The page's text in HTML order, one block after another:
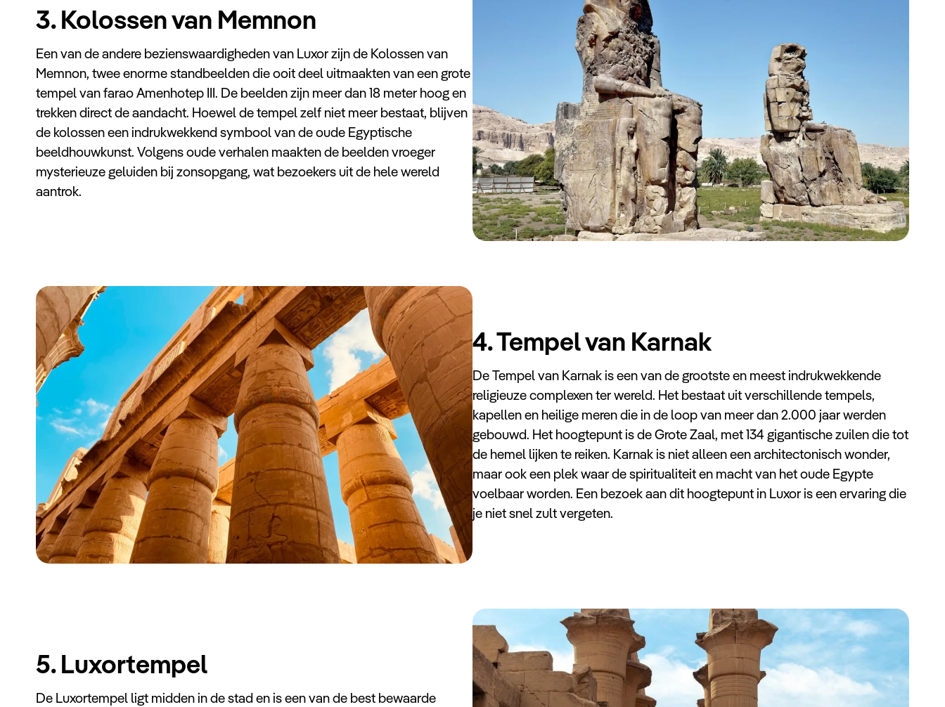
3. Kolossen van Memnon
Een van de andere bezienswaardigheden van Luxor zijn de Kolossen van
Memnon, twee enorme standbeelden die ooit deel uitmaakten van een grote
tempel van farao Amenhotep III. De beelden zijn meer dan 18 meter hoog en
trekken direct de aandacht. Hoewel de tempel zelf niet meer bestaat, blijven
de kolossen een indrukwekkend symbool van de oude Egyptische
beeldhouwkunst. Volgens oude verhalen maakten de beelden vroeger
mysterieuze geluiden bij zonsopgang, wat bezoekers uit de hele wereld
aantrok.
4. Tempel van Karnak
De Tempel van Karnak is een van de grootste en meest indrukwekkende
religieuze complexen ter wereld. Het bestaat uit verschillende tempels,
kapellen en heilige meren die in de loop van meer dan 2.000 jaar werden
gebouwd. Het hoogtepunt is de Grote Zaal, met 134 gigantische zuilen die tot
de hemel lijken te reiken. Karnak is niet alleen een architectonisch wonder,
maar ook een plek waar de spiritualiteit en macht van het oude Egypte
voelbaar worden. Een bezoek aan dit hoogtepunt in Luxor is een ervaring die
je niet snel zult vergeten.
5. Luxortempel
De Luxortempel ligt midden in de stad en is een van de best bewaarde